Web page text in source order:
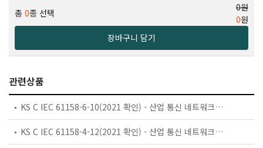
총 0종 선택
0원
0원
장바구니 담기
관련상품
KS C IEC 61158-6-10(2021 확인) - 산업 통신 네트워크－필드버스 규격－제6-10부：응용 계층 프로토콜 규격－유형 10요소
KS C IEC 61158-4-12(2021 확인) - 산업 통신 네트워크－필드버스 규격－제4-12부：데이터 링크 계층 프로토콜 규격－유형 12 요소